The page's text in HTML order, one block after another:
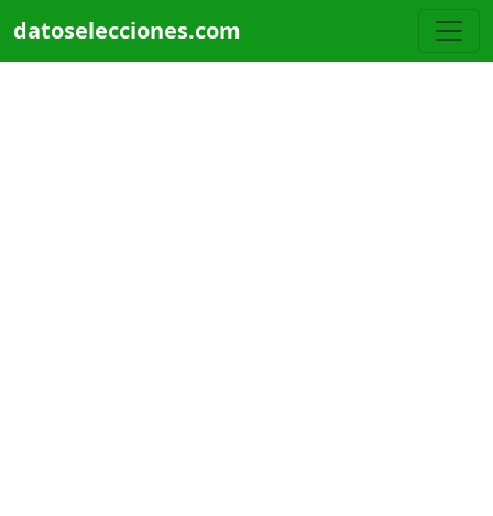
datoselecciones.com